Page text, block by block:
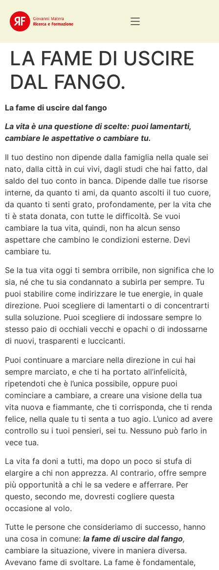
LA FAME DI USCIRE
DAL FANGO.
La fame di uscire dal fango
La vita è una questione di scelte: puoi lamentarti,
cambiare le aspettative o cambiare tu.
Il tuo destino non dipende dalla famiglia nella quale sei
nato, dalla città in cui vivi, dagli studi che hai fatto, dal
saldo del tuo conto in banca. Dipende dalle tue risorse
interne, da quanto ti ami, da quanto ascolti il tuo cuore,
da quanto ti senti grato, profondamente, per la vita che
ti è stata donata, con tutte le difficoltà. Se vuoi
cambiare la tua vita, quindi, non ha alcun senso
aspettare che cambino le condizioni esterne. Devi
cambiare tu.
Se la tua vita oggi ti sembra orribile, non significa che lo
sia, né che tu sia condannato a subirla per sempre. Tu
puoi stabilire come indirizzare le tue energie, in quale
direzione. Puoi scegliere di lamentarti o di concentrarti
sulla soluzione. Puoi scegliere di indossare sempre lo
stesso paio di occhiali vecchi e opachi o di indossarne
di nuovi, trasparenti e luccicanti.
Puoi continuare a marciare nella direzione in cui hai
sempre marciato, e che ti ha portato all’infelicità,
ripetendoti che è l’unica possibile, oppure puoi
cominciare a cambiare, a creare una visione della tua
vita nuova e fiammante, che ti corrisponda, che ti renda
felice, nella quale tu ti senta a tuo agio. L’unico ad avere
controllo su i tuoi pensieri, sei tu. Nessuno può farlo in
vece tua.
La vita fa doni a tutti, ma dopo un poco si stufa di
elargire a chi non apprezza. Al contrario, offre sempre
più opportunità a chi le sa vedere e afferrare. Per
questo, secondo me, dovresti cogliere questa
occasione al volo.
Tutte le persone che consideriamo di successo, hanno
una cosa in comune: la fame di uscire dal fango,
cambiare la situazione, vivere in maniera diversa.
Avevano fame di svoltare. La fame è fondamentale,